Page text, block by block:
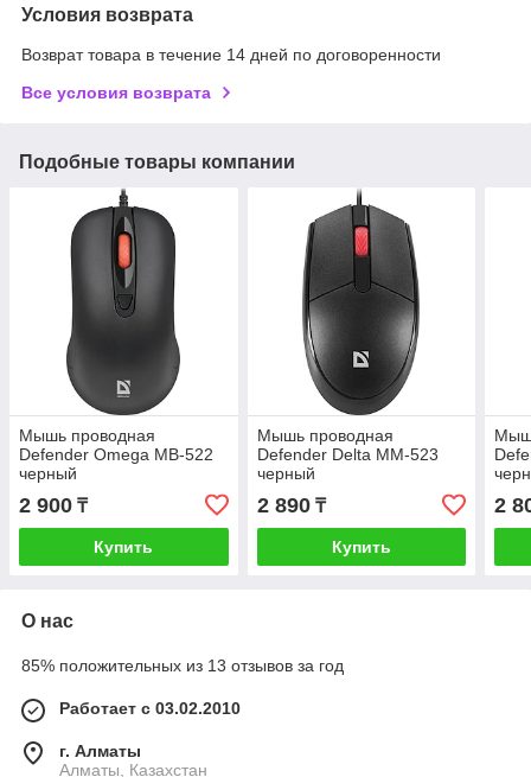
Условия возврата
Возврат товара в течение 14 дней по договоренности
Все условия возврата
Подобные товары компании
Мышь проводная
Defender Omega MB-522
черный
2 900 ₸
Купить
Мышь проводная
Defender Delta MM-523
черный
2 890₸
Купить
2
О нас
85% положительных из 13 отзывов за год
Работает с 03.02.2010
г. Алматы
Алматы, Казахстан